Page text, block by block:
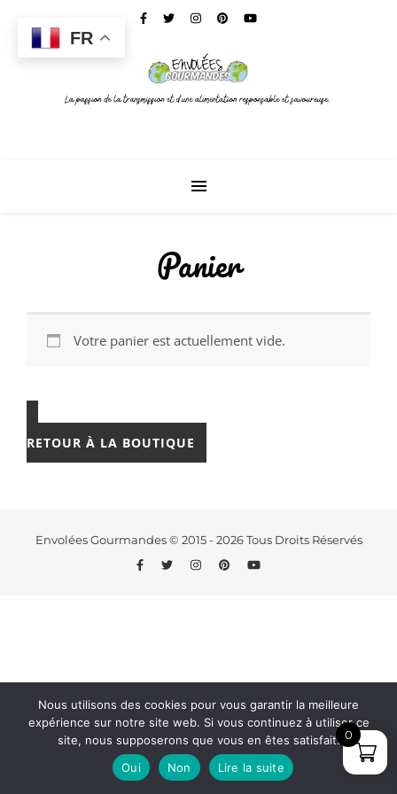
Panier
Votre panier est actuellement vide.
RETOUR À LA BOUTIQUE
Envolées Gourmandes © 2015 - 2026 Tous Droits Réservés
FR
0
Nous utilisons des cookies pour vous garantir la meilleure
expérience sur notre site web. Si vous continuez à utiliser ce
site, nous supposerons que vous en êtes satisfait.
Oui
Non Lire la suite